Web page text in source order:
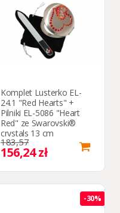
Komplet Lusterko EL-
24.1 "Red Hearts" +
Pilniki EL-5086 "Heart
Red" ze Swarovski®
crystals 13 cm
183,57
156,24 zł
-30%